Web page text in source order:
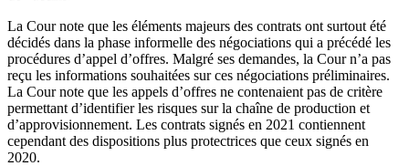
La Cour note que les éléments majeurs des contrats ont surtout été
décidés dans la phase informelle des négociations qui a précédé les
procédures d’appel d’offres. Malgré ses demandes, la Cour n’a pas
reçu les informations souhaitées sur ces négociations préliminaires.
La Cour note que les appels d’offres ne contenaient pas de critère
permettant d’identifier les risques sur la chaîne de production et
d’approvisionnement. Les contrats signés en 2021 contiennent
cependant des dispositions plus protectrices que ceux signés en
2020.